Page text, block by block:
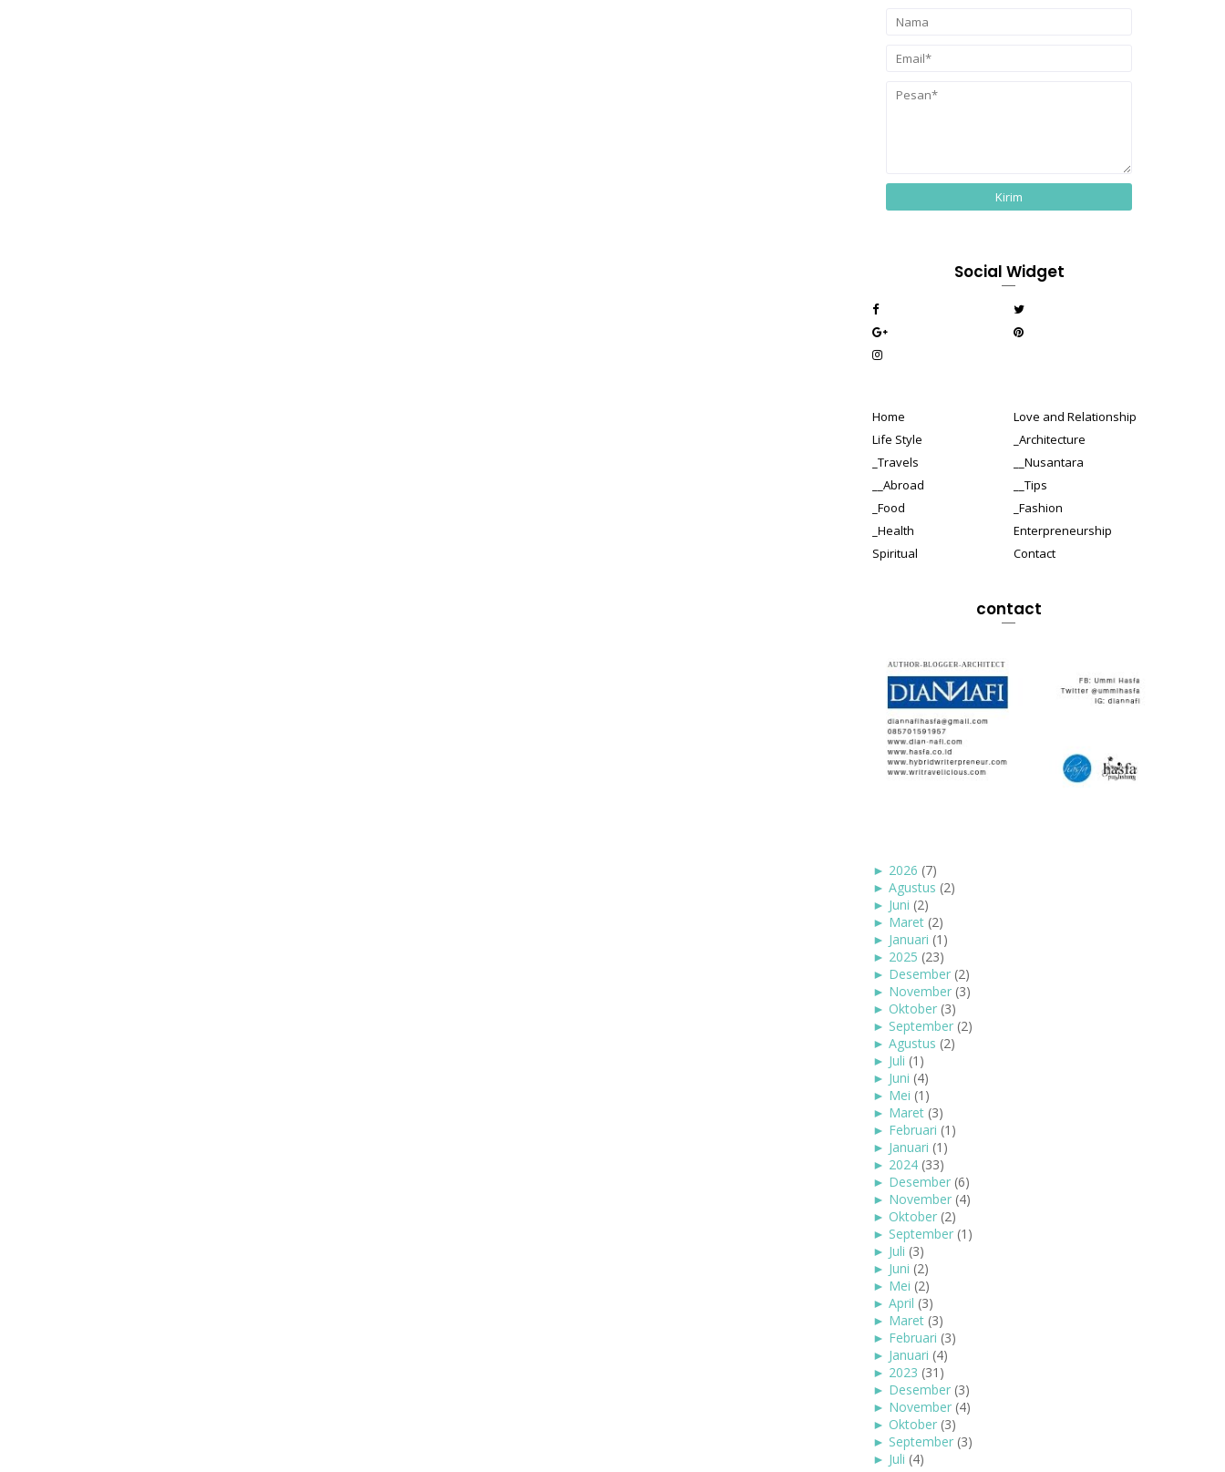
Social Widget
Home
Love and Relationship
Life Style
_Architecture
_Travels
__Nusantara
__Abroad
__Tips
_Food
_Fashion
_Health
Enterpreneurship
Spiritual
Contact
contact
► 2026 (7)
► Agustus (2)
► Juni (2)
► Maret (2)
► Januari (1)
► 2025 (23)
► Desember (2)
► November (3)
► Oktober (3)
► September (2)
► Agustus (2)
► Juli (1)
► Juni (4)
► Mei (1)
► Maret (3)
► Februari (1)
► Januari (1)
► 2024 (33)
► Desember (6)
► November (4)
► Oktober (2)
► September (1)
► Juli (3)
► Juni (2)
► Mei (2)
► April (3)
► Maret (3)
► Februari (3)
► Januari (4)
► 2023 (31)
► Desember (3)
► November (4)
► Oktober (3)
► September (3)
► Juli (4)